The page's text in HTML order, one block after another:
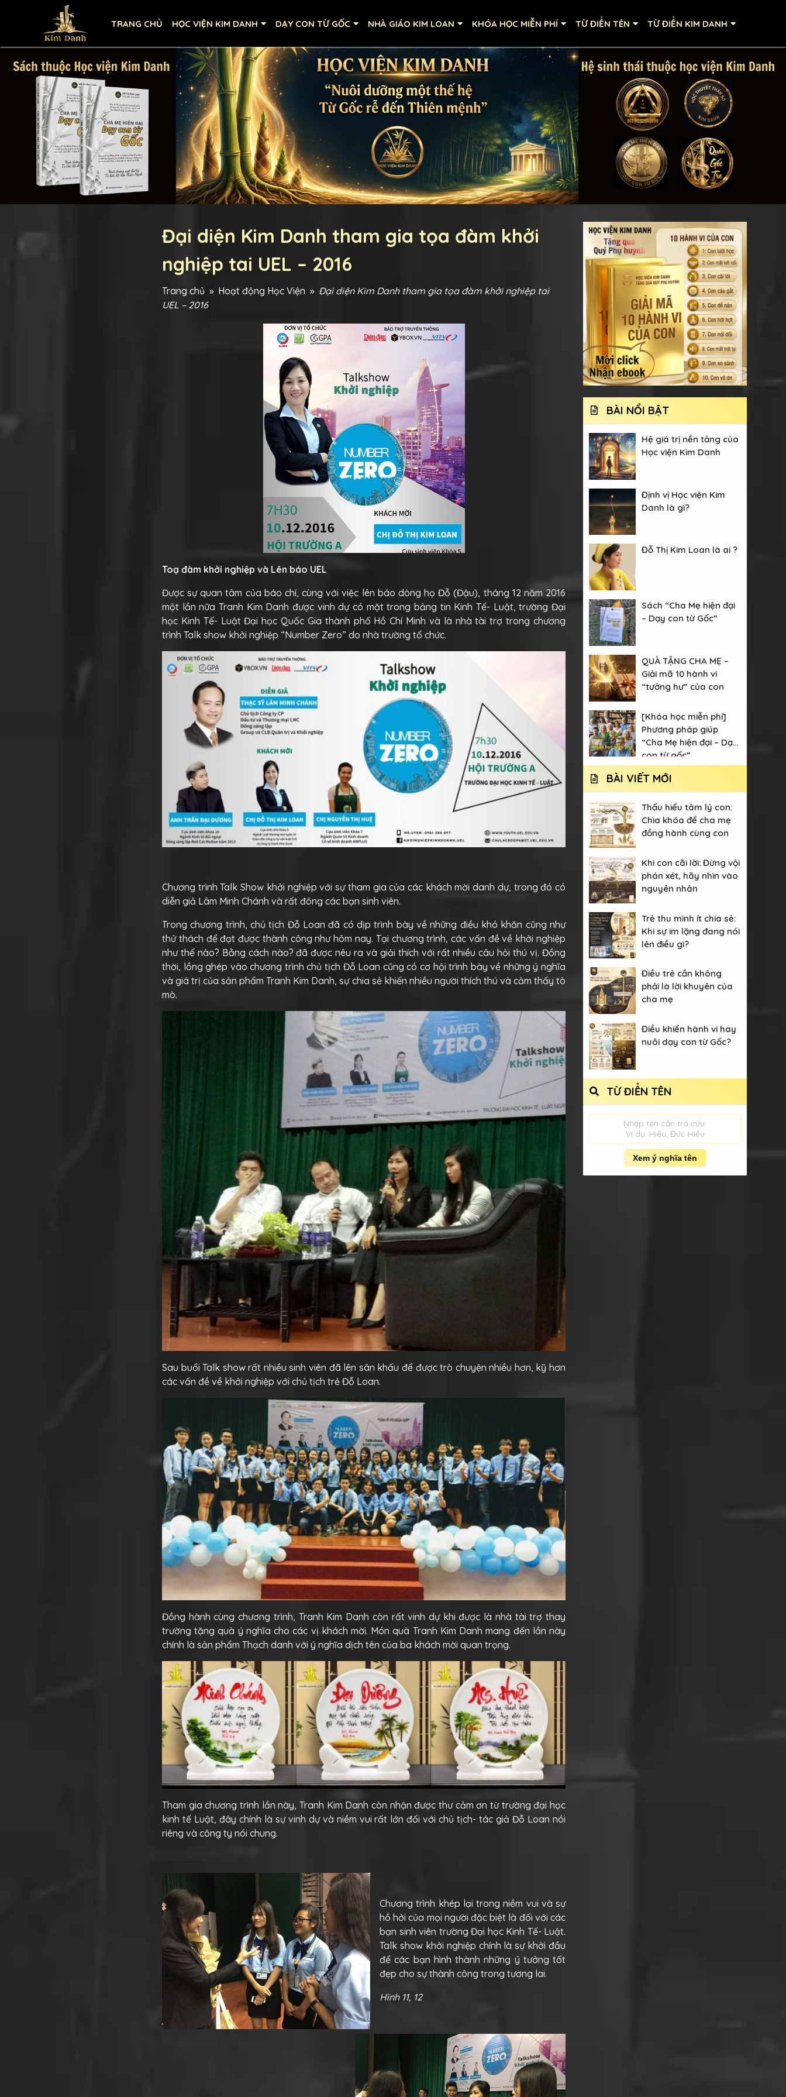
TRANG CHỦ HỌC VIỆN KIM DANH DẠY CON TỪ GỐC NHÀ GIÁO KIM LOAN KHÓA HỌC MIỄN PHÍ TỪ ĐIỂN TÊN TỪ ĐIỂN KIM DANH
Đại diện Kim Danh tham gia tọa đàm khởi
nghiệp tai UEL – 2016
Trang chủ » Hoạt động Học Viện » Đại diện Kim Danh tham gia tọa đàm khởi nghiệp tai
UEL – 2016
Toạ đàm khởi nghiệp và Lên báo UEL
Được sự quan tâm của báo chí, cùng với việc lên báo dòng họ Đỗ (Đậu), tháng 12 năm 2016
một lần nữa Tranh Kim Danh được vinh dự có mặt trong bảng tin Kinh Tế- Luật, trường Đại
học Kinh Tế- Luật Đại học Quốc Gia thành phố Hồ Chí Minh và là nhà tài trợ trong chương
trình Talk show khởi nghiệp “Number Zero” do nhà trường tổ chức.
Chương trình Talk Show khởi nghiệp với sự tham gia của các khách mời danh dự, trong đó có
diễn giả Lâm Minh Chánh và rất đông các bạn sinh viên.
Trong chương trình, chủ tịch Đỗ Loan đã có dịp trình bày về những điều khó khăn cũng như
thử thách để đạt được thành công như hôm nay. Tại chương trình, các vấn đề về khởi nghiệp
như thế nào? Bằng cách nào? đã được nêu ra và giải thích với rất nhiều câu hỏi thú vị. Đồng
thời, lồng ghép vào chương trình chủ tịch Đỗ Loan cũng có cơ hội trình bày về những ý nghĩa
và giá trị của sản phẩm Tranh Kim Danh, sự chia sẻ khiến nhiều người thích thú và cảm thấy tò
mò.
Sau buổi Talk show rất nhiều sinh viên đã lên sân khấu để được trò chuyện nhiều hơn, kỹ hơn
các vấn đề về khởi nghiệp với chủ tịch trẻ Đỗ Loan.
Đồng hành cùng chương trình, Tranh Kim Danh còn rất vinh dự khi được là nhà tài trợ thay
trường tặng quà ý nghĩa cho các vị khách mời. Món quà Tranh Kim Danh mang đến lần này
chính là sản phẩm Thạch danh với ý nghĩa dịch tên của ba khách mời quan trọng.
Tham gia chương trình lần này, Tranh Kim Danh còn nhận được thư cảm ơn từ trường đại học
kinh tế Luật, đây chính là sự vinh dự và niềm vui rất lớn đối với chủ tịch- tác giả Đỗ Loan nói
riêng và công ty nói chung.
Chương trình khép lại trong niềm vui và sự
hồ hởi của mọi người đặc biệt là đối với các
bạn sinh viên trường Đại học Kinh Tế- Luật.
Talk show khởi nghiệp chính là sự khởi đầu
để các bạn hình thành những ý tưởng tốt
đẹp cho sự thành công trong tương lai.
Hình 11, 12
BÀI NỔI BẬT
Hệ giá trị nền tảng của
Học viện Kim Danh
Định vị Học viện Kim
Danh là gì?
Đỗ Thị Kim Loan là ai ?
Sách “Cha Mẹ hiện đại
– Dạy con từ Gốc”
QUÀ TẶNG CHA MẸ –
Giải mã 10 hành vi
“tưởng hư” của con
[Khóa học miễn phí]
Phương pháp giúp
“Cha Mẹ hiện đại – Dạy
con từ gốc”
BÀI VIẾT MỚI
Thấu hiểu tâm lý con:
Chìa khóa để cha mẹ
đồng hành cùng con
Khi con cãi lời: Đừng vội
phán xét, hãy nhìn vào
nguyên nhân
Trẻ thu mình ít chia sẻ:
Khi sự im lặng đang nói
lên điều gì?
Điều trẻ cần không
phải là lời khuyên của
cha mẹ
Điều khiển hành vi hay
nuôi dạy con từ Gốc?
TỪ ĐIỂN TÊN
Nhập tên cần tra cứu.
Ví dụ: Hiếu, Đức Hiếu
Xem ý nghĩa tên